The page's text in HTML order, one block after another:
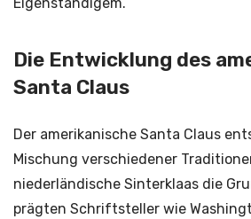
Die Entwicklung des
Santa Claus
Der amerikanische Santa Claus
Mischung verschiedener
niederländische Sinterklaas die
prägten Schriftsteller wie